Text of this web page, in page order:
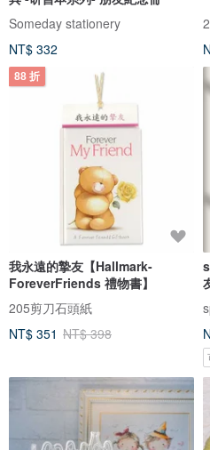
Someday stationery
NT$ 332
88 折
我永遠的摯友【Hallmark-
ForeverFriends 禮物書】
205剪刀石頭紙
NT$ 351 NT$ 398